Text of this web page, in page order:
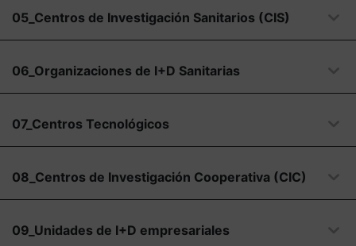
05_Centros de Investigación Sanitarios (CIS)
06_Organizaciones de I+D Sanitarias
07_Centros Tecnológicos
08_Centros de Investigación Cooperativa (CIC)
09_Unidades de I+D empresariales